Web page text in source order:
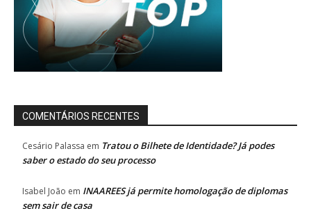
COMENTÁRIOS RECENTES
Cesário Palassa em Tratou o Bilhete de Identidade? Já podes
saber o estado do seu processo
Isabel João em INAAREES já permite homologação de diplomas
sem sair de casa